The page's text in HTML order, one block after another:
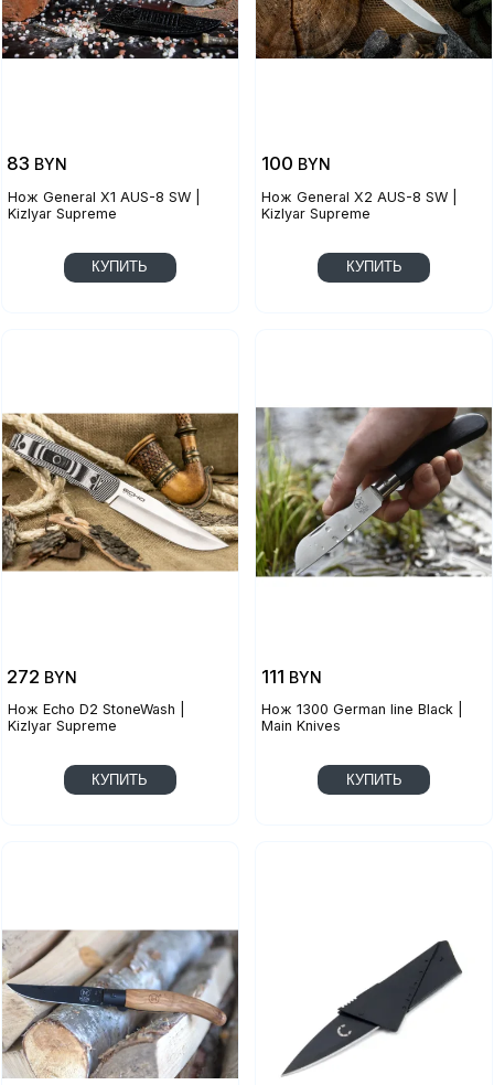
Нож General X1 AUS-8 SW |
Kizlyar Supreme
83 BYN
КУПИТЬ
Нож General X2 AUS-8 SW |
Kizlyar Supreme
100 BYN
КУПИТЬ
Нож Echo D2 StoneWash |
Kizlyar Supreme
272 BYN
КУПИТЬ
Нож 1300 German line Black |
Main Knives
111 BYN
КУПИТЬ